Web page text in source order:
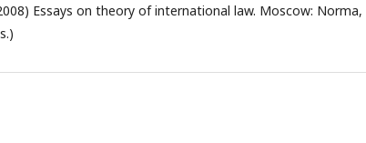
Essays on theory of international law. Moscow: Norma,